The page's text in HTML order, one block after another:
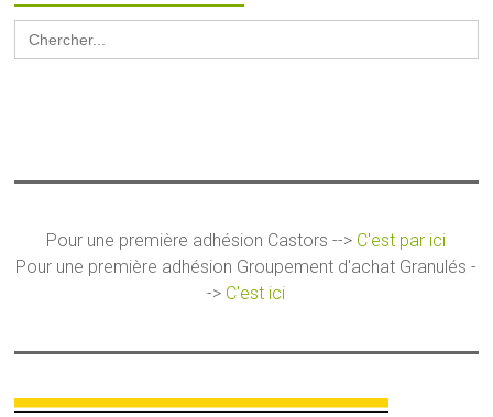
Search
for:
Pour une première adhésion Castors --> C'est par ici
Pour une première adhésion Groupement d'achat Granulés -
-> C'est ici